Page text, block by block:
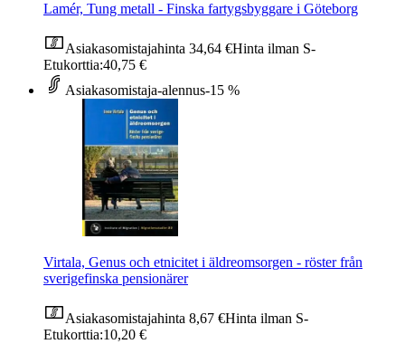
Lamér, Tung metall - Finska fartygsbyggare i Göteborg
Asiakasomistajahinta 34,64 €Hinta ilman S-
Etukorttia:40,75 €
Asiakasomistaja-alennus-15 %
Virtala, Genus och etnicitet i äldreomsorgen - röster från
sverigefinska pensionärer
Asiakasomistajahinta 8,67 €Hinta ilman S-
Etukorttia:10,20 €